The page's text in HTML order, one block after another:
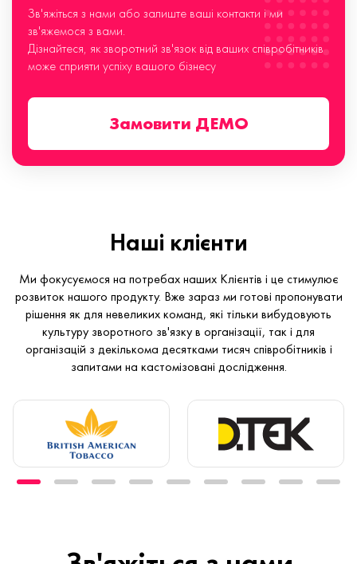
Зв'яжіться з нами або залиште ваші контакти і ми
зв'яжемося з вами.
Дізнайтеся, як зворотний зв'язок від ваших співробітників
може сприяти успіху вашого бізнесу
Замовити ДЕМО
Наші клієнти
Ми фокусуємося на потребах наших Клієнтів і це стимулює
розвиток нашого продукту. Вже зараз ми готові пропонувати
рішення як для невеликих команд, які тільки вибудовують
культуру зворотного зв'язку в організації, так і для
організацій з декількома десятками тисяч співробітників і
запитами на кастомізовані дослідження.